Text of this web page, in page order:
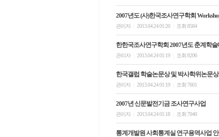
2007년도 (사)한국조사연구학회
관리자 2013.04.24 01:20 조회 8584
한한국조사연구학회 2007년도 춘계학술
관리자 2013.04.24 01:19 조회 8206
한국갤럽 학술논문상 및 박사학위논문
관리자 2013.04.24 01:19 조회 7601
2007년 신문발전기금 조사연구사업
관리자 2013.04.24 01:18 조회 7040
통계개발원 사회통계실 연구용역사업